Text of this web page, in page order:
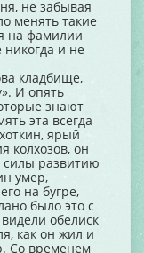
не забывая
менять такие
на фамилии
и не
кладбище,
И опять
знают
эта всегда
ярый
колхозов, он
силы развитию
умер,
на бугре,
было это с
обелиск
как он жил и
Со временем